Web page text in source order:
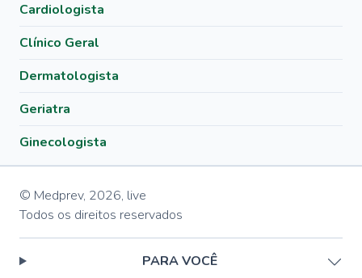
Cardiologista
Clínico Geral
Dermatologista
Geriatra
Ginecologista
© Medprev, 2026, live
Todos os direitos reservados
PARA VOCÊ